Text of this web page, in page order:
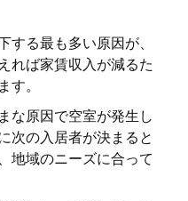
する最も多い原因が、
れば家賃収入が減るた
す。
な原因で空室が発生し
次の入居者が決まると
地域のニーズに合って